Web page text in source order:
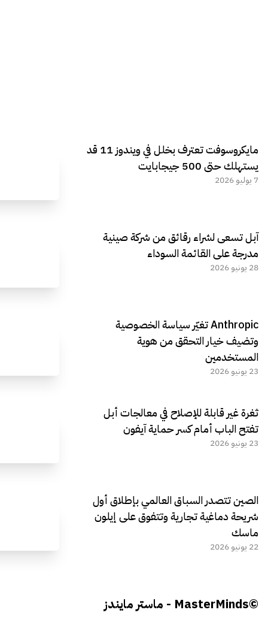
مايكروسوفت تعترف بخلل في ويندوز 11 قد
يستهلك حتى 500 جيجابايت
7 يوليو 2026
آبل تسعى لشراء رقائق من شركة صينية
مدرجة على القائمة السوداء
28 يونيو 2026
Anthropic تغيّر سياسة الخصوصية
وتضيف خيار التحقق من هوية
المستخدمين
23 يونيو 2026
ثغرة غير قابلة للإصلاح في معالجات أبل
تفتح الباب أمام كسر حماية آيفون
23 يونيو 2026
الصين تتصدر السباق العالمي بإطلاق أول
شريحة دماغية تجارية وتتفوق على إيلون
ماسك
22 يونيو 2026
©MasterMinds - ماستر مايندز